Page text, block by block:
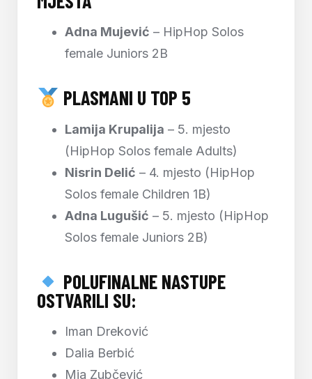
Adna Mujević – HipHop Solos
female Juniors 2B
PLASMANI U TOP 5
Lamija Krupalija – 5. mjesto
(HipHop Solos female Adults)
Nisrin Delić – 4. mjesto (HipHop
Solos female Children 1B)
Adna Lugušić – 5. mjesto (HipHop
Solos female Juniors 2B)
POLUFINALNE NASTUPE
OSTVARILI SU:
Iman Dreković
Dalia Berbić
Mia Zubčević